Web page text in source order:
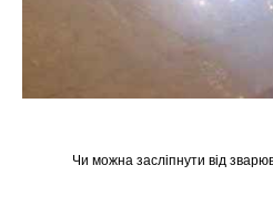
Чи можна засліпнути від